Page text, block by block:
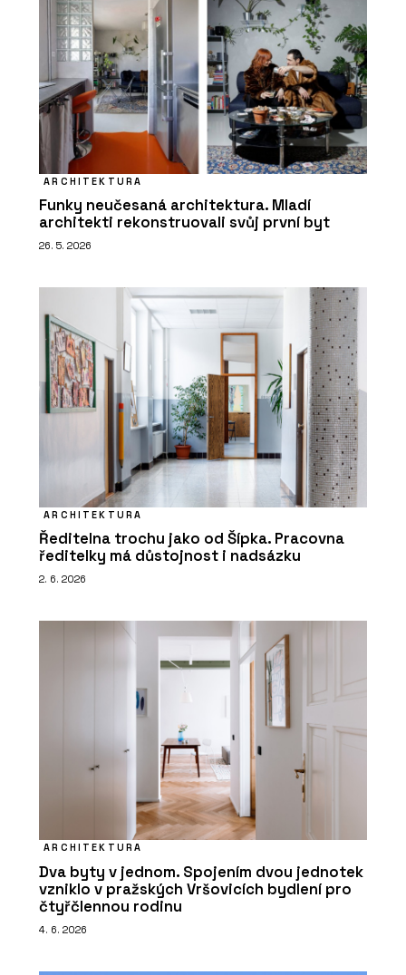
ARCHITEKTURA
Funky neučesaná architektura. Mladí
architekti rekonstruovali svůj první byt
26. 5. 2026
ARCHITEKTURA
Ředitelna trochu jako od Šípka. Pracovna
ředitelky má důstojnost i nadsázku
2. 6. 2026
ARCHITEKTURA
Dva byty v jednom. Spojením dvou jednotek
vzniklo v pražských Vršovicích bydlení pro
čtyřčlennou rodinu
4. 6. 2026